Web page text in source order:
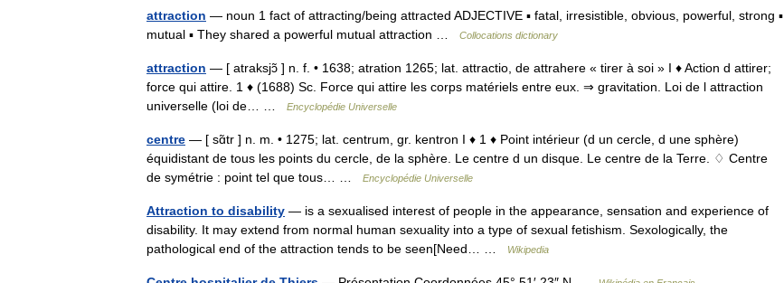
attraction — noun 1 fact of attracting/being attracted ADJECTIVE ▪ fatal, irresistible, obvious, powerful, strong ▪
mutual ▪ They shared a powerful mutual attraction …
Collocations dictionary
attraction — [ atraksjɔ̃ ] n. f. • 1638; atration 1265; lat. attractio, de attrahere « tirer à soi » I ♦ Action d attirer;
force qui attire. 1 ♦ (1688) Sc. Force qui attire les corps matériels entre eux. ⇒ gravitation. Loi de l attraction
universelle (loi de… …
Encyclopédie Universelle
centre — [ sɑ̃tr ] n. m. • 1275; lat. centrum, gr. kentron I ♦ 1 ♦ Point intérieur (d un cercle, d une sphère)
équidistant de tous les points du cercle, de la sphère. Le centre d un disque. Le centre de la Terre. ♢ Centre
de symétrie : point tel que tous… …
Encyclopédie Universelle
Attraction to disability — is a sexualised interest of people in the appearance, sensation and experience of
disability. It may extend from normal human sexuality into a type of sexual fetishism. Sexologically, the
pathological end of the attraction tends to be seen[Need… …
Wikipedia